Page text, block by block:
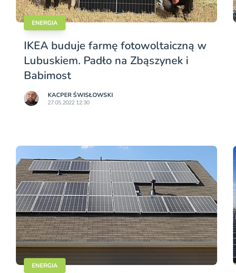
ENERGIA
IKEA buduje farmę fotowoltaiczną w
Lubuskiem. Padło na Zbąszynek i
Babimost
KACPER ŚWISŁO­WSKI
27.05.2022 12:30
ENERGIA